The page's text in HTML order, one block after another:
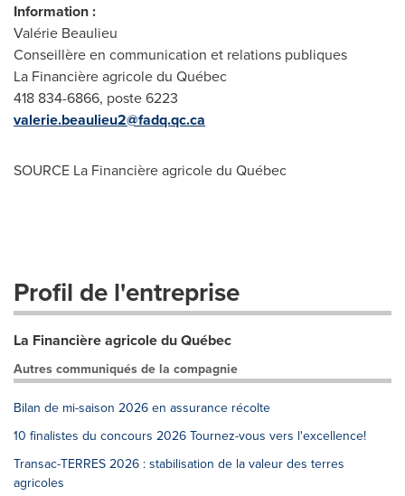
Information :
Valérie Beaulieu
Conseillère en communication et relations publiques
La Financière agricole du Québec
418 834-6866, poste 6223
valerie.beaulieu2@fadq.qc.ca
SOURCE La Financière agricole du Québec
Profil de l'entreprise
La Financière agricole du Québec
Autres communiqués de la compagnie
Bilan de mi-saison 2026 en assurance récolte
10 finalistes du concours 2026 Tournez-vous vers l'excellence!
Transac-TERRES 2026 : stabilisation de la valeur des terres
agricoles